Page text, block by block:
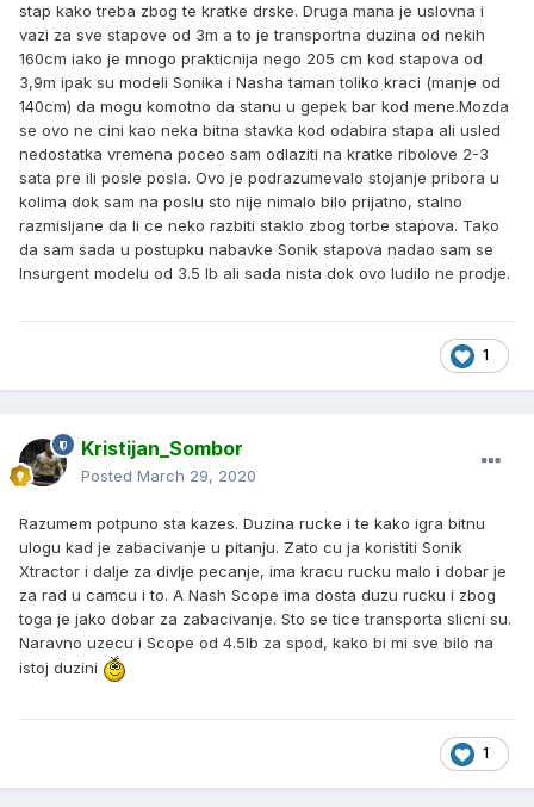
stap kako treba zbog te kratke drske. Druga mana je uslovna i
vazi za sve stapove od 3m a to je transportna duzina od nekih
160cm iako je mnogo prakticnija nego 205 cm kod stapova od
3,9m ipak su modeli Sonika i Nasha taman toliko kraci (manje od
140cm) da mogu komotno da stanu u gepek bar kod mene.Mozda
se ovo ne cini kao neka bitna stavka kod odabira stapa ali usled
nedostatka vremena poceo sam odlaziti na kratke ribolove 2-3
sata pre ili posle posla. Ovo je podrazumevalo stojanje pribora u
kolima dok sam na poslu sto nije nimalo bilo prijatno, stalno
razmisljane da li ce neko razbiti staklo zbog torbe stapova. Tako
da sam sada u postupku nabavke Sonik stapova nadao sam se
Insurgent modelu od 3.5 lb ali sada nista dok ovo ludilo ne prodje.
1
Kristijan_Sombor
Posted March 29, 2020
Razumem potpuno sta kazes. Duzina rucke i te kako igra bitnu
ulogu kad je zabacivanje u pitanju. Zato cu ja koristiti Sonik
Xtractor i dalje za divlje pecanje, ima kracu rucku malo i dobar je
za rad u camcu i to. A Nash Scope ima dosta duzu rucku i zbog
toga je jako dobar za zabacivanje. Sto se tice transporta slicni su.
Naravno uzecu i Scope od 4.5lb za spod, kako bi mi sve bilo na
istoj duzini
1